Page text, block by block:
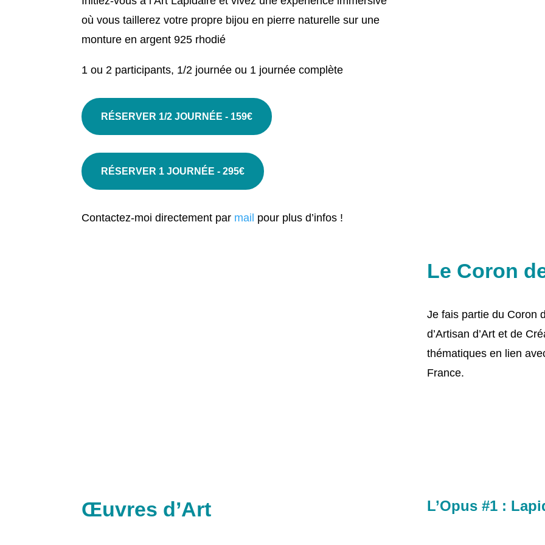
où vous taillerez votre propre bijou en pierre naturelle sur une
monture en argent 925 rhodié
1 ou 2 participants, 1/2 journée ou 1 journée complète
RÉSERVER 1/2 JOURNÉE - 159€
RÉSERVER 1 JOURNÉE - 295€
Contactez-moi directement par mail pour plus d’infos !
Le Coron
Je fais partie du Coron
d’Artisan d’Art et de
thématiques en lien
France.
Œuvres d’Art L’Opus #1 :